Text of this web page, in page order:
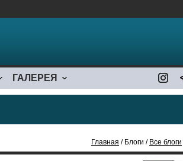
ГАЛЕРЕЯ
Главная / Блоги / Все блоги